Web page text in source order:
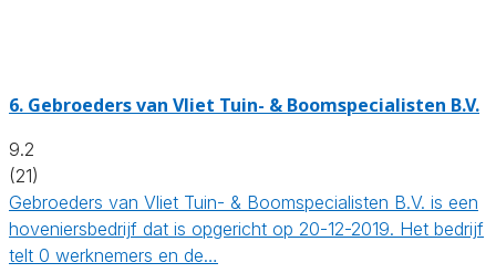
6. Gebroeders van Vliet Tuin- & Boomspecialisten B.V.
9.2
(21)
Gebroeders van Vliet Tuin- & Boomspecialisten B.V. is een
hoveniersbedrijf dat is opgericht op 20-12-2019. Het bedrijf
telt 0 werknemers en de…